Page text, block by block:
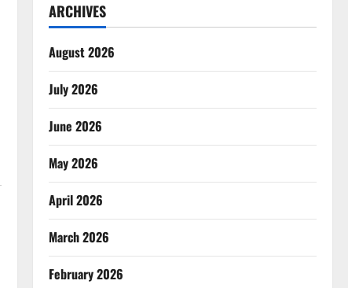
ARCHIVES
August 2026
July 2026
June 2026
May 2026
April 2026
March 2026
February 2026